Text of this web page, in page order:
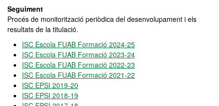
Seguiment
Procés de monitorització periòdica del desenvolupament i els
resultats de la titulació.
ISC Escola FUAB Formació 2024-25
ISC Escola FUAB Formació 2023-24
ISC Escola FUAB Formació 2022-23
ISC Escola FUAB Formació 2021-22
ISC EPSI 2019-20
ISC EPSI 2018-19